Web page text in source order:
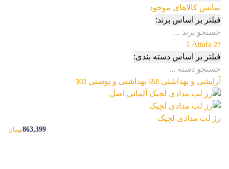
نمایش کالاهای موجود
فیلتر بر اساس برند:
LAttafa 27
فیلتر بر اساس دسته بندی:
آرایشی و بهداشتی 558 بهداشتی و پوستی 303
رژ لب مدادی لچیک
863,399تومان